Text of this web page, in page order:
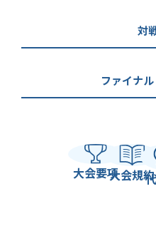
対
ファイナ
大会要項大会規約